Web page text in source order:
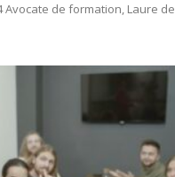
Avocate de formation, Laure